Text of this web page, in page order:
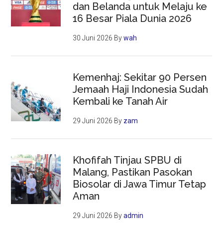
dan Belanda untuk Melaju ke
16 Besar Piala Dunia 2026
30 Juni 2026 Bywah
Kemenhaj: Sekitar 90 Persen
Jemaah Haji Indonesia Sudah
Kembali ke Tanah Air
29 Juni 2026 By zam
Khofifah Tinjau SPBU di
Malang, Pastikan Pasokan
Biosolar di Jawa Timur Tetap
Aman
29 Juni 2026 Byadmin